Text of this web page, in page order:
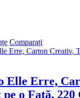
Comparați
Elle Erre,
o Față,